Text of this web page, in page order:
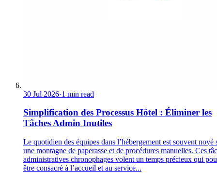
30 Jul 2026·1 min read
Simplification des Processus Hôtel : Éliminer les
Tâches Admin Inutiles
Le quotidien des équipes dans l’hébergement est souvent noyé
une montagne de paperasse et de procédures manuelles. Ces
administratives chronophages volent un temps précieux qui
être consacré à l’accueil et au service...